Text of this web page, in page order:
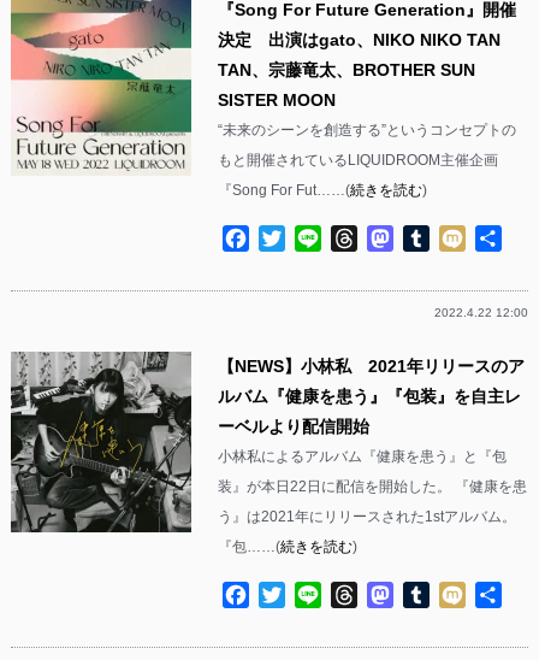
『Song For Future Generation』開催
決定 出演はgato、NIKO NIKO TAN
TAN、宗藤竜太、BROTHER SUN
SISTER MOON
“未来のシーンを創造する”というコンセプトの
もと開催されているLIQUIDROOM主催企画
『Song For Fut……(続きを読む)
Facebook
TwitterLine ThreadsMastodon
Tumblr
Mixi
2022.4.22 12:00
【NEWS】小林私 2021年リリースのア
ルバム『健康を患う』『包装』を自主レ
ーベルより配信開始
小林私によるアルバム『健康を患う』と『包
装』が本日22日に配信を開始した。 『健康を患
う』は2021年にリリースされた1stアルバム。
『包……(続きを読む)
Facebook
TwitterLine ThreadsMastodon
Tumblr
Mixi